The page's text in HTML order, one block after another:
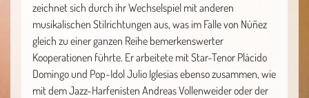
zeichnet sich durch ihr Wechselspiel mit anderen
musikalischen Stilrichtungen aus, was im Falle von Núñez
gleich zu einer ganzen Reihe bemerkenswerter
Kooperationen führte. Er arbeitete mit Star-Tenor Plácido
Domingo und Pop-Idol Julio Iglesias ebenso zusammen, wie
mit dem Jazz-Harfenisten Andreas Vollenweider oder der